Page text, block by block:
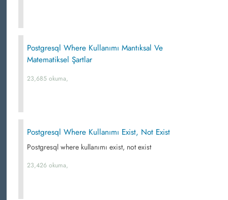
Postgresql Where Kullanımı Mantıksal Ve
Matematiksel Şartlar
23,685 okuma,
Postgresql Where Kullanımı Exist, Not Exist
Postgresql where kullanımı exist, not exist
23,426 okuma,